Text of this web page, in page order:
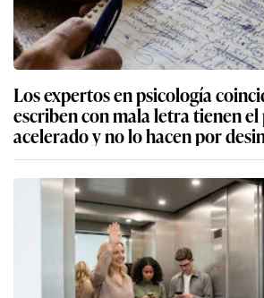
Los expertos en psicología
escriben con mala letra tienen
acelerado y no lo hacen por